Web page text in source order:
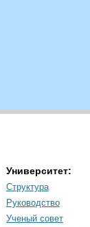
Университет:
Структура
Руководство
Ученый совет